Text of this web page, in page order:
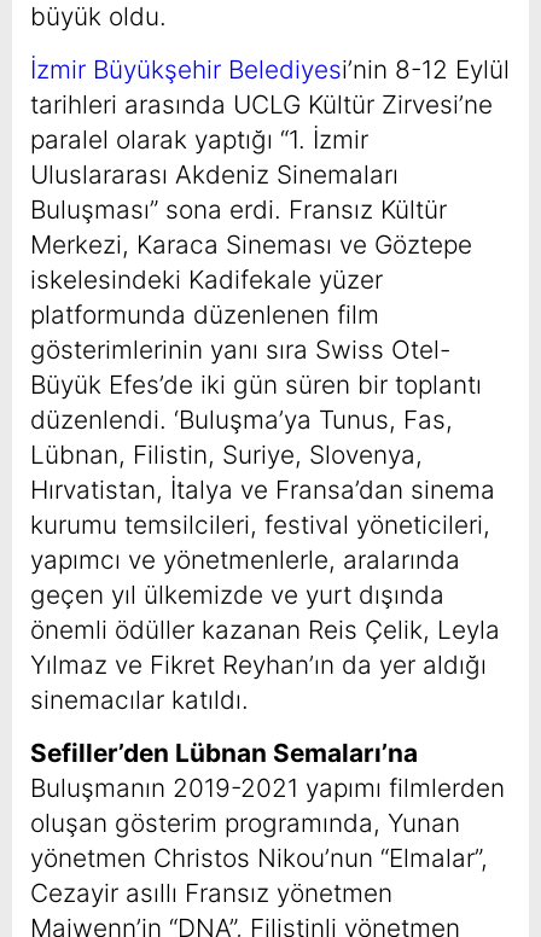
büyük oldu.
İzmir Büyükşehir Belediyesi’nin 8-12 Eylül
tarihleri arasında UCLG Kültür Zirvesi’ne
paralel olarak yaptığı “1. İzmir
Uluslararası Akdeniz Sinemaları
Buluşması” sona erdi. Fransız Kültür
Merkezi, Karaca Sineması ve Göztepe
iskelesindeki Kadifekale yüzer
platformunda düzenlenen film
gösterimlerinin yanı sıra Swiss Otel-
Büyük Efes’de iki gün süren bir toplantı
düzenlendi. ‘Buluşma’ya Tunus, Fas,
Lübnan, Filistin, Suriye, Slovenya,
Hırvatistan, İtalya ve Fransa’dan sinema
kurumu temsilcileri, festival yöneticileri,
yapımcı ve yönetmenlerle, aralarında
geçen yıl ülkemizde ve yurt dışında
önemli ödüller kazanan Reis Çelik, Leyla
Yılmaz ve Fikret Reyhan’ın da yer aldığı
sinemacılar katıldı.
Sefiller’den Lübnan Semaları’na
Buluşmanın 2019-2021 yapımı filmlerden
oluşan gösterim programında, Yunan
yönetmen Christos Nikou’nun “Elmalar”,
Cezayir asıllı Fransız yönetmen
Maiwenn’in “DNA”, Filistinli yönetmen